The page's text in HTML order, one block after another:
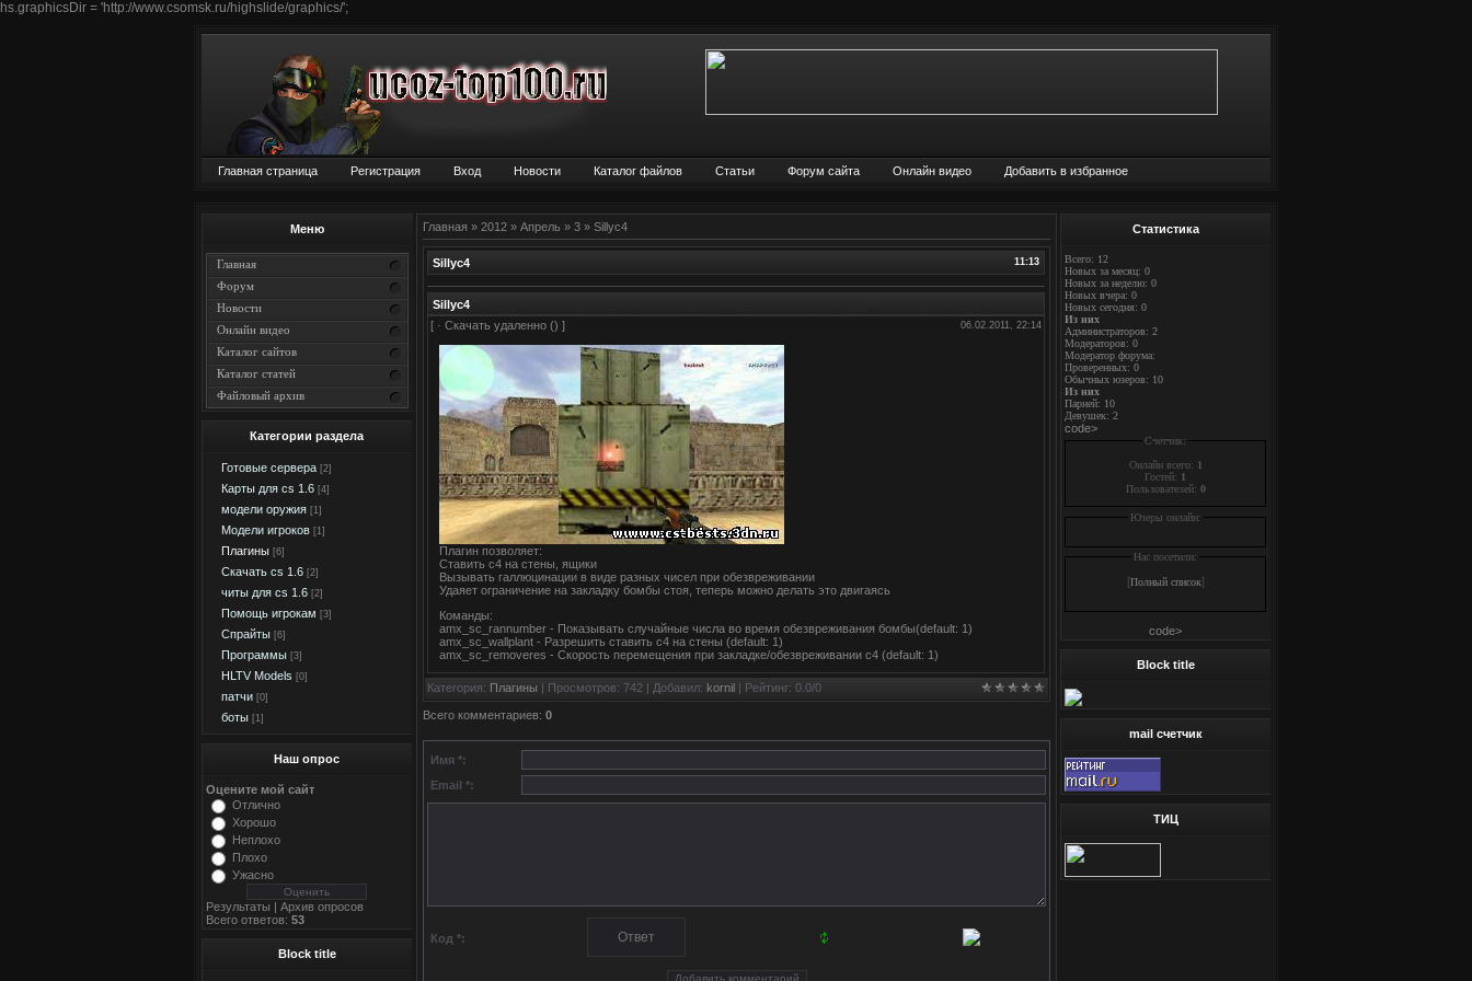
hs.graphicsDir = 'http://www.csomsk.ru/highslide/graphics/';
Главная страница Регистрация Вход Новости Каталог файлов Статьи Форум сайта Онлайн видео Добавить в избранное
Меню
Главная
Форум
Новости
Онлайн видео
Каталог сайтов
Каталог статей
Файловый архив
Категории раздела
Готовые сервера [2]
Карты для cs 1.6 [4]
модели оружия [1]
Модели игроков [1]
Плагины [6]
Скачать cs 1.6 [2]
читы для cs 1.6 [2]
Помощь игрокам [3]
Спрайты [6]
Программы [3]
HLTV Models [0]
патчи [0]
боты [1]
Наш опрос
Оцените мой сайт
Отлично
Хорошо
Неплохо
Плохо
Ужасно
Результаты | Архив опросов
Всего ответов: 53
Block title
Главная » 2012 » Апрель » 3 » Sillyc4
11:13
Sillyc4
Sillyc4
[ · Скачать удаленно () ] 06.02.2011, 22:14
Плагин позволяет:
Ставить с4 на стены, ящики
Вызывать галлюцинации в виде разных чисел при обезвреживании
Удаяет ограничение на закладку бомбы стоя, теперь можно делать это двигаясь
Команды:
amx_sc_rannumber - Показывать случайные числа во время обезвреживания бомбы(default: 1)
amx_sc_wallplant - Разрешить ставить с4 на стены (default: 1)
amx_sc_removeres - Скорость перемещения при закладке/обезвреживании с4 (default: 1)
Категория: Плагины | Просмотров: 742 | Добавил: kornil | Рейтинг: 0.0/0
Всего комментариев: 0
Имя *:
Email *:
Код *:
Статистика
Всего: 12
Новых за месяц: 0
Новых за неделю: 0
Новых вчера: 0
Новых сегодня: 0
Из них
Администраторов: 2
Модераторов: 0
Модератор форума:
Проверенных: 0
Обычных юзеров: 10
Из них
Парней: 10
Девушек: 2
code>
Счетчик:
Онлайн всего: 1
Гостей: 1
Пользователей: 0
Юзеры онлайн:
Нас посетили:
[Полный список]
code>
Block title
mail счетчик
ТИЦ